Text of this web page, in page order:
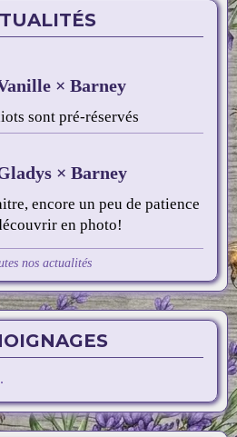
× Barney
sont pré-réservés
× Barney
encore un peu de patience
en photo!
nos actualités